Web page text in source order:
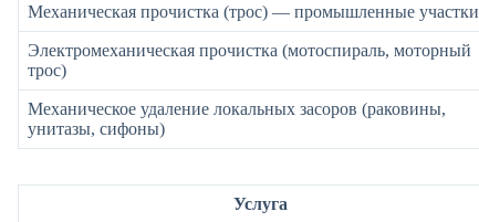
Механическая прочистка (трос) — промышленные участки
Электромеханическая прочистка (мотоспираль, моторный
трос)
Механическое удаление локальных засоров (раковины,
унитазы, сифоны)
Услуга